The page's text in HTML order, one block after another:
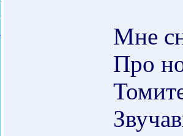
Мне
Про